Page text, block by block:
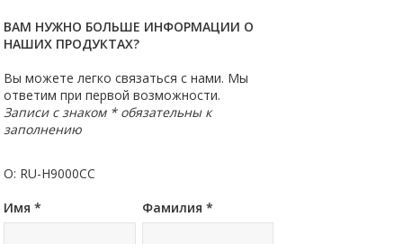
ВАМ НУЖНО БОЛЬШЕ ИНФОРМАЦИИ О
НАШИХ ПРОДУКТАХ?
Вы можете легко связаться с нами. Мы
ответим при первой возможности.
Записи с знаком * обязательны к
заполнению
О: RU-H9000CC
Имя *
Фамилия *